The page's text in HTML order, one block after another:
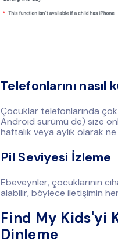
Telefonlarını nasıl
Çocuklar telefonlarında
Android sürümü de) size
haftalık veya aylık olarak ne
Pil Seviyesi İzleme
Ebeveynler, çocuklarının
alabilir, böylece iletişimin
Find My Kids'yi
Dinleme